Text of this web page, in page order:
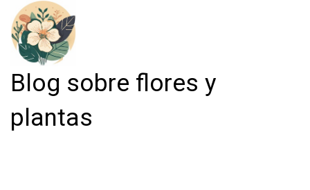
Blog sobre flores y
plantas